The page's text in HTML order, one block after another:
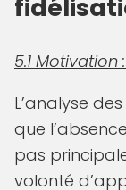
5.1
L’analyse
que
pas
volonté